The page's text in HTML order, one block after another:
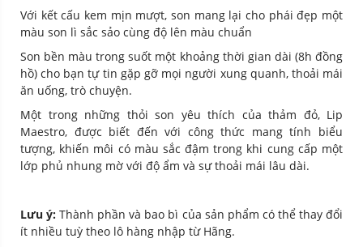
Với kết cấu kem mịn mượt, son mang lại cho phái đẹp một
màu son lì sắc sảo cùng độ lên màu chuẩn
Son bền màu trong suốt một khoảng thời gian dài (8h đồng
hồ) cho bạn tự tin gặp gỡ mọi người xung quanh, thoải mái
ăn uống, trò chuyện.
Một trong những thỏi son yêu thích của thảm đỏ, Lip
Maestro, được biết đến với công thức mang tính biểu
tượng, khiến môi có màu sắc đậm trong khi cung cấp một
lớp phủ nhung mờ với độ ẩm và sự thoải mái lâu dài.
Lưu ý: Thành phần và bao bì của sản phẩm có thể thay đổi
ít nhiều tuỳ theo lô hàng nhập từ Hãng.